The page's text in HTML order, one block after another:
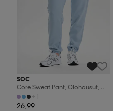
SOC
Core Sweat Pant, Olohousut,
Naisten
+1
26,99